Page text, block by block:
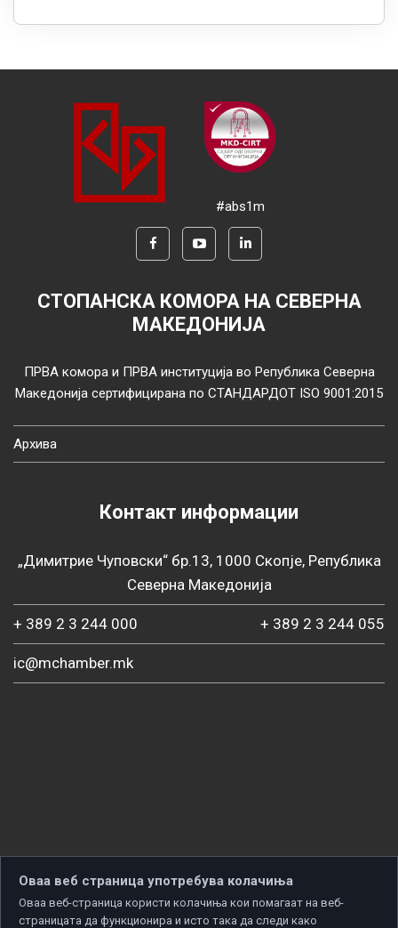
#abs1m
СТОПАНСКА КОМОРА НА СЕВЕРНА
МАКЕДОНИЈА
ПРВА комора и ПРВА институција во Република Северна
Македонија сертифицирана по СТАНДАРДОТ ISO 9001:2015
Архива
Контакт информации
„Димитрие Чуповски“ бр.13, 1000 Скопје, Република
Северна Македонија
+ 389 2 3 244 000 + 389 2 3 244 055
ic@mchamber.mk
Оваа веб страница употребува колачиња
Оваа веб-страница користи колачиња кои помагаат на веб-
страницата да функционира и исто така да следи како